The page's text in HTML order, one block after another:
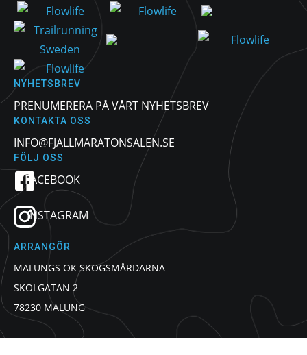
NYHETSBREV
PRENUMERERA PÅ VÅRT NYHETSBREV
KONTAKTA OSS
INFO@FJALLMARATONSALEN.SE
FÖLJ OSS
FACEBOOK
INSTAGRAM
ARRANGÖR
MALUNGS OK SKOGSMÅRDARNA
SKOLGATAN 2
78230 MALUNG